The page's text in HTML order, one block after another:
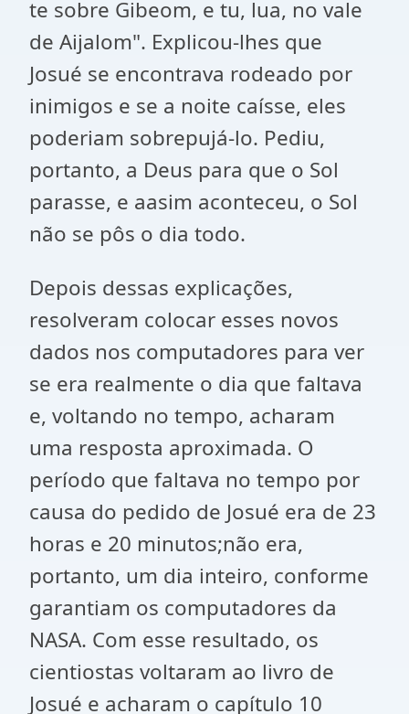
te sobre Gibeom, e tu, lua, no vale
de Aijalom". Explicou-lhes que
Josué se encontrava rodeado por
inimigos e se a noite caísse, eles
poderiam sobrepujá-lo. Pediu,
portanto, a Deus para que o Sol
parasse, e aasim aconteceu, o Sol
não se pôs o dia todo.
Depois dessas explicações,
resolveram colocar esses novos
dados nos computadores para ver
se era realmente o dia que faltava
e, voltando no tempo, acharam
uma resposta aproximada. O
período que faltava no tempo por
causa do pedido de Josué era de 23
horas e 20 minutos;não era,
portanto, um dia inteiro, conforme
garantiam os computadores da
NASA. Com esse resultado, os
cientiostas voltaram ao livro de
Josué e acharam o capítulo 10